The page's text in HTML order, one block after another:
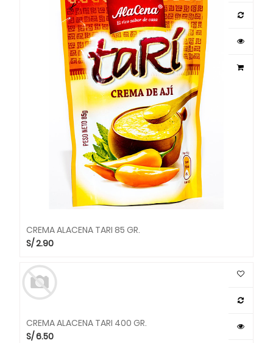
CREMA ALACENA TARI 85 GR.
S/2.90
CREMA ALACENA TARI 400 GR.
S/6.50